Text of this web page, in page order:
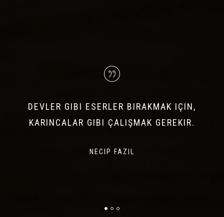
DEVLER GIBI ESERLER BIRAKMAK IÇIN,
KARINCALAR GIBI ÇALIŞMAK GEREKIR.
NECIP FAZIL